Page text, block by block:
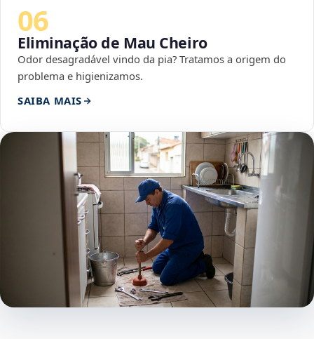
06
Eliminação de Mau Cheiro
Odor desagradável vindo da pia? Tratamos a origem do
problema e higienizamos.
SAIBA MAIS